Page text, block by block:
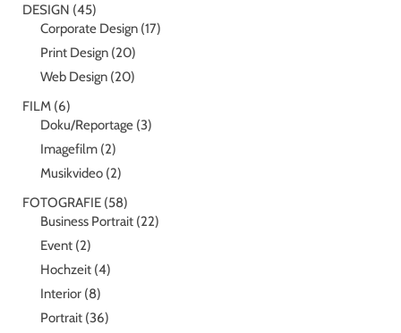
DESIGN (45)
Corporate Design (17)
Print Design (20)
Web Design (20)
FILM (6)
Doku/Reportage (3)
Imagefilm (2)
Musikvideo (2)
FOTOGRAFIE (58)
Business Portrait (22)
Event (2)
Hochzeit (4)
Interior (8)
Portrait (36)